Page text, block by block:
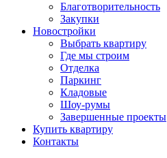
Благотворительность
Закупки
Новостройки
Выбрать квартиру
Где мы строим
Отделка
Паркинг
Кладовые
Шоу-румы
Завершенные проекты
Купить квартиру
Контакты